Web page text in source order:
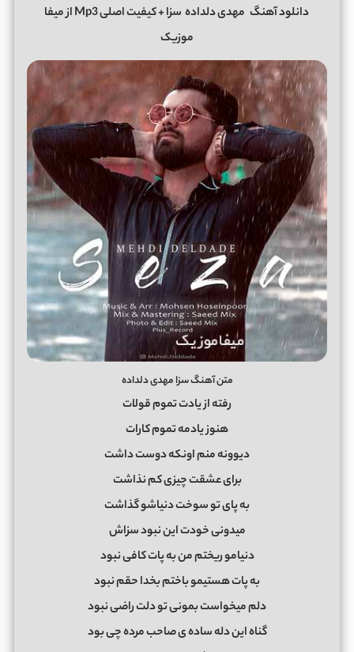
دانلود آهنگ مهدی دلداده
سزا + کیفیت اصلی Mp3 از میفا
موزیک
متن آهنگ سزا مهدی دلداده
رفته از یادت تموم قولات
هنوز یادمه تموم کارات
دیوونه منم اونکه دوست داشت
برای عشقت چیزی کم نذاشت
به پای تو سوخت دنیاشو گذاشت
میدونی خودت این نبود سزاش
دنیامو ریختم من به پات کافی نبود
به پات هستیمو باختم بخدا حقم نبود
دلم میخواست بمونی تو دلت راضی نبود
گناه این دله ساده ی صاحب مرده چی بود